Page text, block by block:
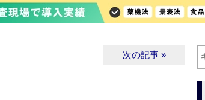
次の記事 »